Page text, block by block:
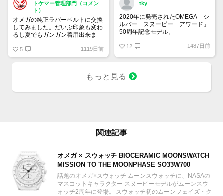
トケマー管理部門（コメン
ト）
オメガの純正ラバーベルトに交換
してみました。だいぶ印象も変わ
るし夏でもガンガン着用出来ま
5 1119日前
tky
2020年に発売されたOMEGA「シ
ルバー スヌーピー アワード」
50周年記念モデル。
とベゼルやインダイヤルの少し暗
ピーが現れるというユニークなモ
12 1487日前
もっと見る
関連記事
オメガ × スウォッチ BIOCERAMIC MOONSWATCH
MISSION TO THE MOONPHASE SO33W700
話題のオメガ×スウォッチ ムーンスウォッチに、NASAの
マスコットキャラクター スヌーピーモデルがムーンスウ
ォッチ2周年に登場。 スウォッチ初のムーンフェイズ・ク